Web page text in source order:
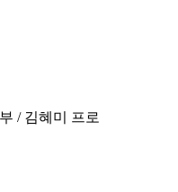
/ 김혜미 프로